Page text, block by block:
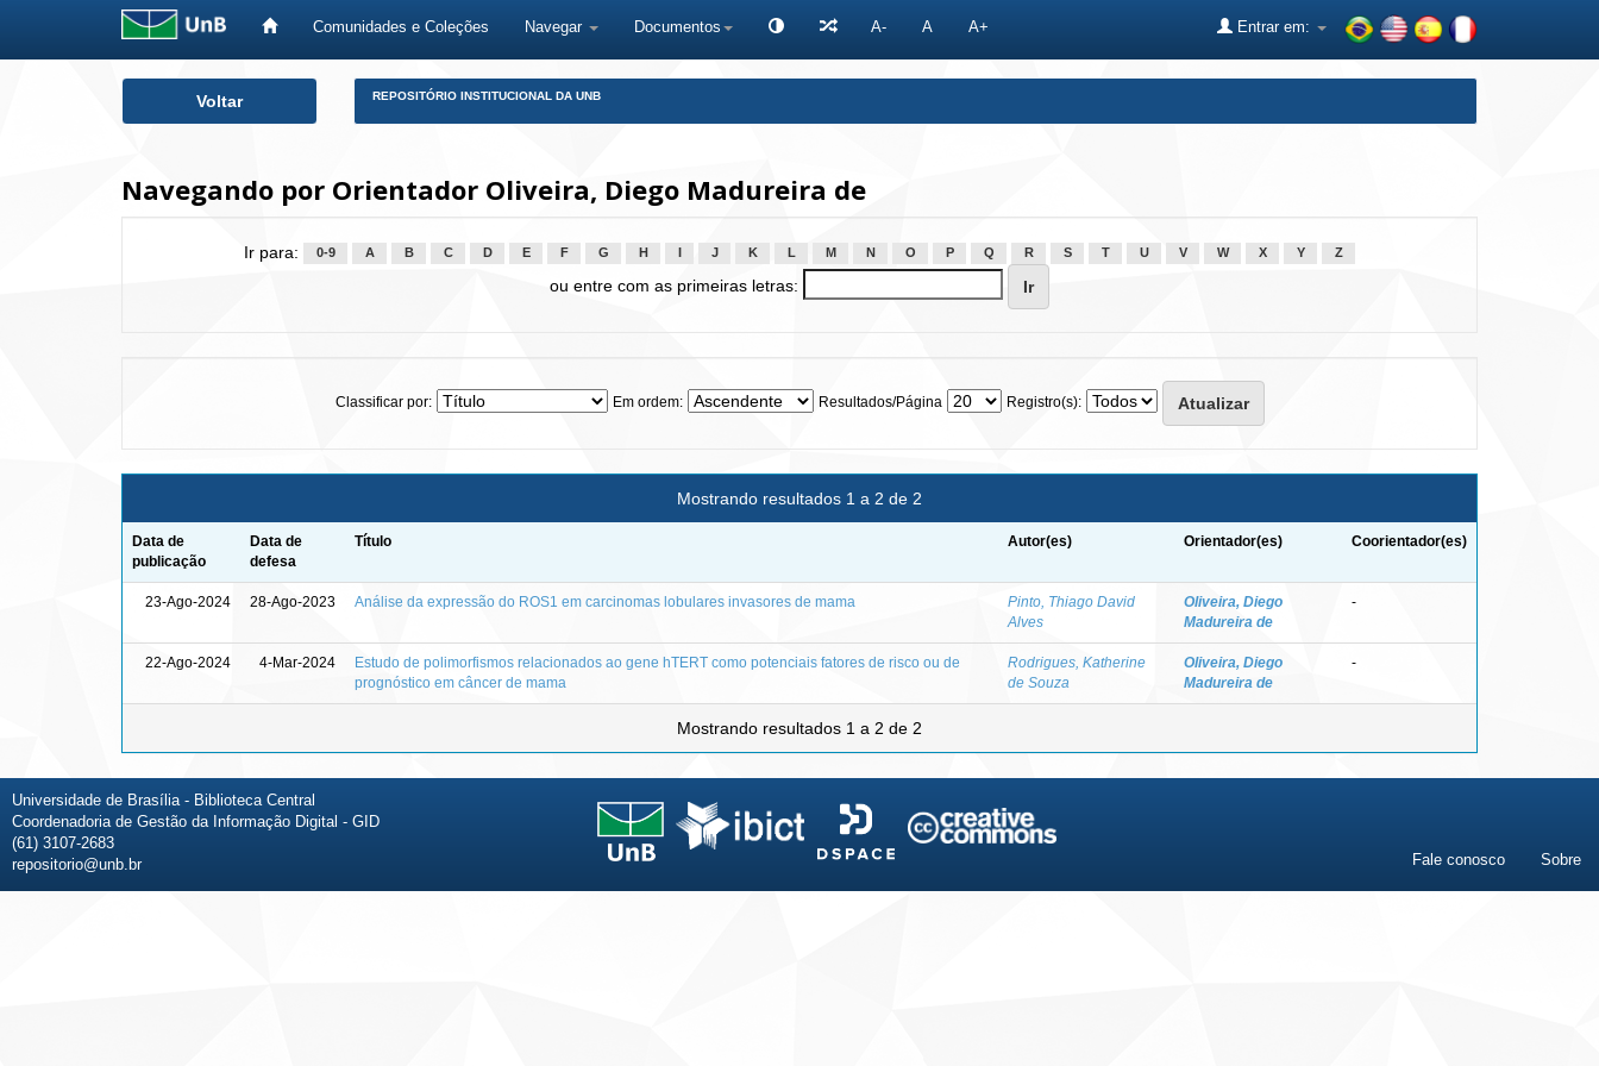
Comunidades e Coleções Navegar Documentos A- A A+ Entrar em:
Voltar REPOSITÓRIO INSTITUCIONAL DA UNB
Navegando por Orientador Oliveira, Diego Madureira de
Ir para: 0-9 A B C D E F G H J K L M N O P Q R S T U V W X Y Z
ou entre com as primeiras letras:
Classificar por: Em ordem: Resultados/Página Registro(s):
Mostrando resultados 1 a 2 de 2
Data de
publicação
Data de
defesa
Título Autor(es) Orientador(es) Coorientador(es)
23-Ago-2024 28-Ago-2023 Análise da expressão do ROS1 em carcinomas lobulares invasores de mama
Pinto, Thiago David
Alves
Oliveira, Diego
Madureira de
-
22-Ago-2024 4-Mar-2024
Estudo de polimorfismos relacionados ao gene hTERT como potenciais fatores de risco ou de
prognóstico em câncer de mama
Rodrigues, Katherine
de Souza
Oliveira, Diego
Madureira de
-
Mostrando resultados 1 a 2 de 2
Universidade de Brasília - Biblioteca Central
Coordenadoria de Gestão da Informação Digital - GID
(61) 3107-2683
repositorio@unb.br
Fale conosco Sobre